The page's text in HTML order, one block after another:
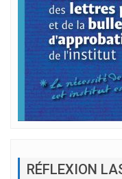
RÉFLEXION